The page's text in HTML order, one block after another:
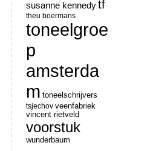
susanne kennedytf
theu boermans
toneelgroe
p
amsterda
m toneelschrijvers
tsjechov veenfabriek
vincent rietveld
voorstuk
wunderbaum